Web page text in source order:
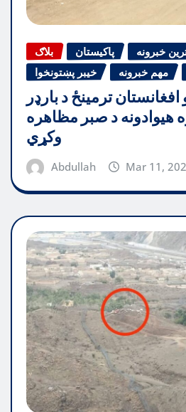
بلاګ پاکیستان
خبرونه
خیبر پښتونخوا
مهم خبرونه
ترمینځ د بارډر
هیوادونه د صبر مظاهره
وکړي
Abdullah Mar 11,